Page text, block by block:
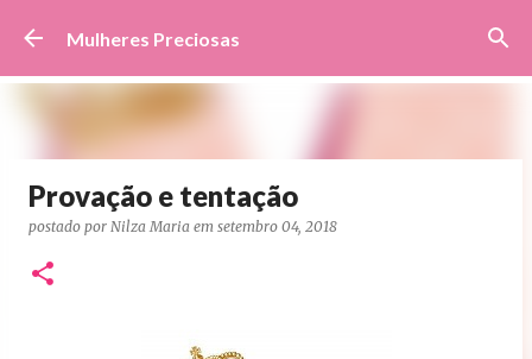
Pular para o conteúdo principal
Mulheres Preciosas
Provação e tentação
postado por Nilza Maria em setembro 04, 2018